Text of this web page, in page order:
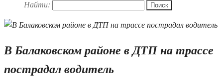
Найти:
В Балаковском районе в ДТП на трассе
пострадал водитель